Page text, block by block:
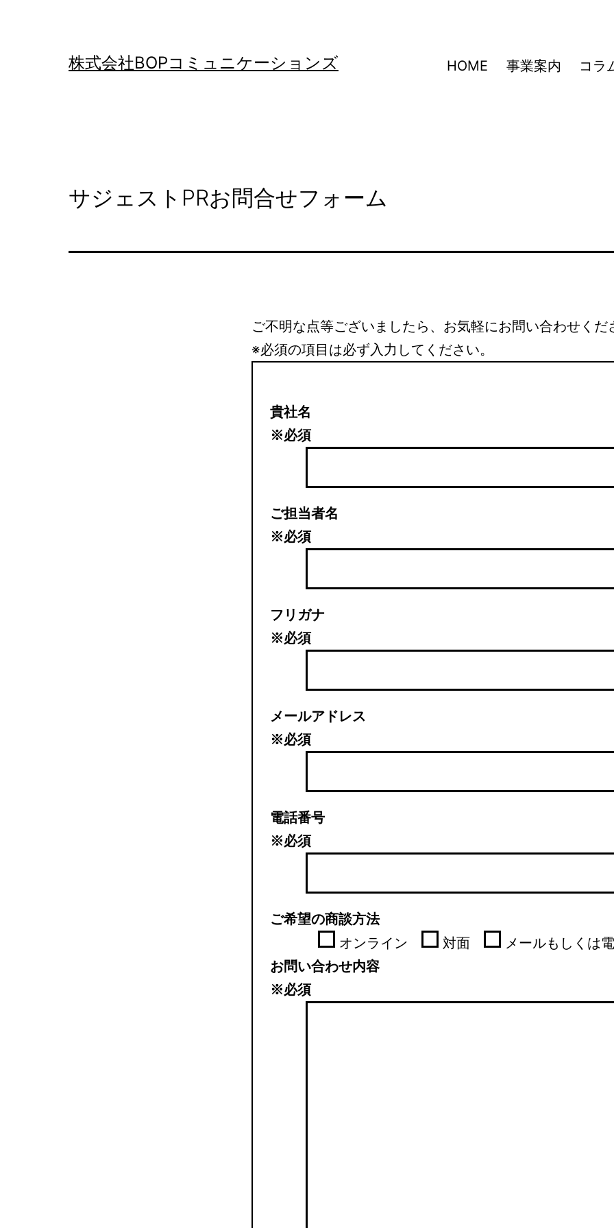
株式会社BOPコミュニケーションズ HOME 事業案内 コラ
サジェストPRお問合せフォーム
ご不明な点等ございましたら、お気軽にお問い合わせくだ
※必須の項目は必ず入力してください。
貴社名
※必須
ご担当者名
※必須
フリガナ
※必須
メールアドレス
※必須
電話番号
※必須
ご希望の商談方法
オンライン
対面
メールもしくは
お問い合わせ内容
※必須